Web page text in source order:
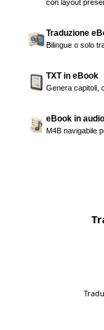
con layout
Traduzione
Bilingue o solo
TXT in eBook
Genera capitoli,
eBook in
M4B navigabile